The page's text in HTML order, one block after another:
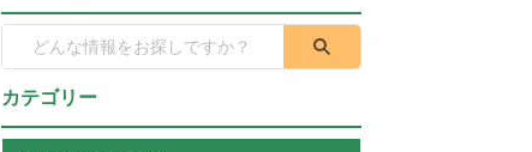
カテゴリー